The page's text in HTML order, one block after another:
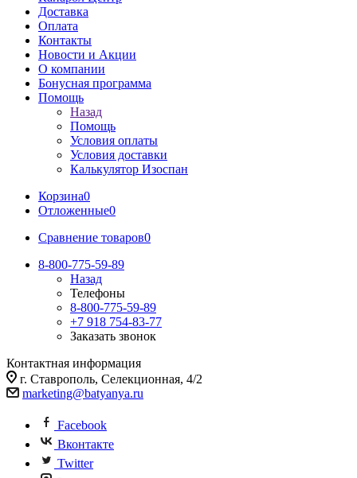
Доставка
Оплата
Контакты
Новости и Акции
О компании
Бонусная программа
Помощь
Назад
Помощь
Условия оплаты
Условия доставки
Калькулятор Изоспан
Корзина0
Отложенные0
Сравнение товаров0
8-800-775-59-89
Назад
Телефоны
8-800-775-59-89
+7 918 754-83-77
Заказать звонок
Контактная информация
г. Ставрополь, Селекционная, 4/2
marketing@batyanya.ru
Facebook
Вконтакте
Twitter